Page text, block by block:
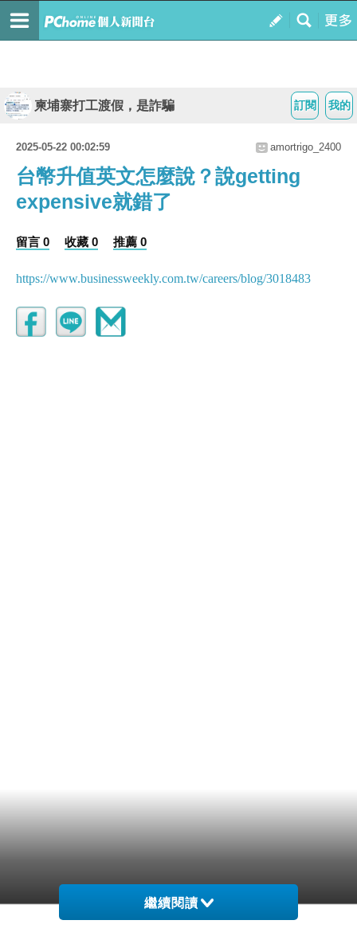
我的
訂閱
柬埔寨打工渡假，是詐騙
2025-05-22 00:02:59 amortrigo_2400
台幣升值英文怎麼說？說getting
expensive就錯了
留言 0 收藏 0 推薦 0
https://www.businessweekly.com.tw/careers/blog/3018483
繼續閱讀